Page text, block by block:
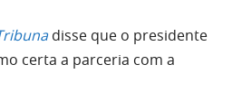
disse que o presidente
certa a parceria com a